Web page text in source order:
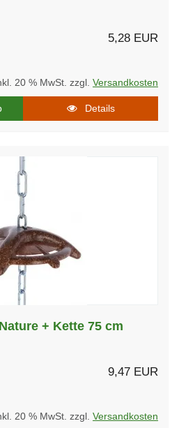
5,28 EUR
20 % MwSt. zzgl. Versandkosten
Details
+ Kette 75 cm
9,47 EUR
20 % MwSt. zzgl. Versandkosten